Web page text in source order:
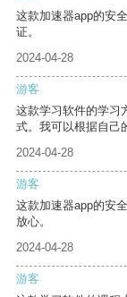
这款加速器app的安
证。
2024-04-28
游客
这款学习软件的学习
式。我可以根据自己
2024-04-28
游客
这款加速器app的安
放心。
2024-04-28
游客